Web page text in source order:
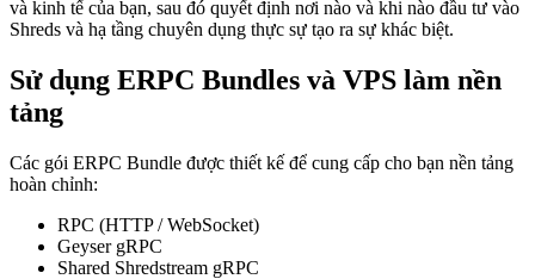
và kinh tế của bạn, sau đó quyết định nơi nào và khi nào đầu tư vào
Shreds và hạ tầng chuyên dụng thực sự tạo ra sự khác biệt.
Sử dụng ERPC Bundles và VPS làm nền
tảng
Các gói ERPC Bundle được thiết kế để cung cấp cho bạn nền tảng
hoàn chỉnh:
RPC (HTTP / WebSocket)
Geyser gRPC
Shared Shredstream gRPC